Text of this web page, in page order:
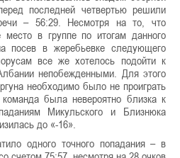
последней четвертью решили
– 56:29. Несмотря на то, что
место в группе по итогам данного
посев в жеребьевке следующего
все же хотелось подойти к
непобежденными. Для этого
необходимо было не проиграть
была невероятно близка к
Микульского и Близнюка
до «-16».
одного точного попадания – в